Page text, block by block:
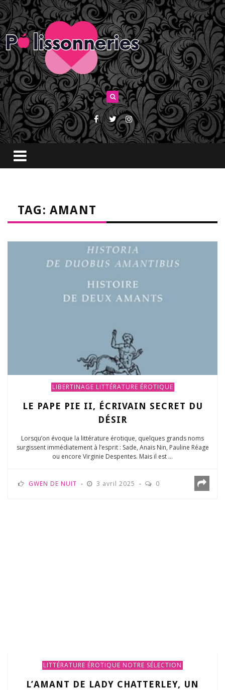
TAG: AMANT
LIBERTINAGE LITTÉRATURE ÉROTIQUE
LE PAPE PIE II, ÉCRIVAIN SECRET DU
DÉSIR
Lorsqu’on évoque la littérature érotique, quelques grands noms
surgissent immédiatement à l’esprit : Sade, Anaïs Nin, Pauline Réage
ou encore Virginie Despentes. Mais il est ...
GWEN DE NUIT 3 avril 2025 0
LITTÉRATURE ÉROTIQUE NOTRE SÉLECTION
L’AMANT DE LADY CHATTERLEY, UN